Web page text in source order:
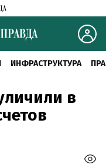
ИНФРАСТРУКТУРА
в